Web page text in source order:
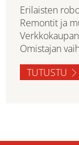
Erilaisten
Remontit ja
Omistajan
TUTUSTU